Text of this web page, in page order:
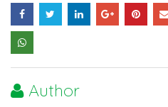
Author